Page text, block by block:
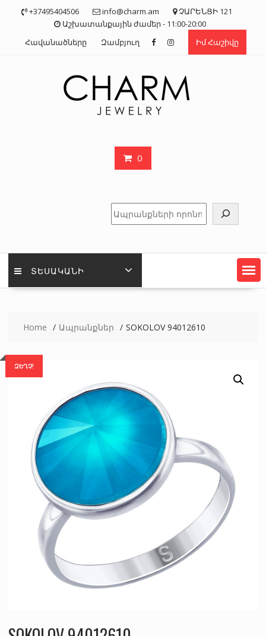
+37495404506 info@charm.am
ՉԱՐԵՆՑԻ 121
Աշխատանքային ժամեր - 11:00-20:00
Հավանածները
Զամբյուղ Իմ Հաշիվը
0
Որոնել
ՏԵՍԱԿԱՆԻ
Home Ապրանքներ SOKOLOV 94012610
ԶԵՂՉ!